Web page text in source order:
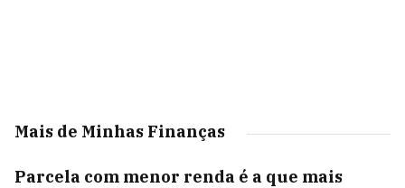
Mais de Minhas Finanças
Parcela com menor renda é a que mais